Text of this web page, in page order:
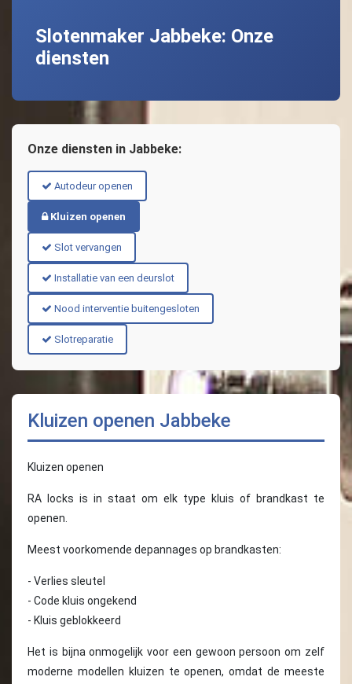
Slotenmaker Jabbeke: Onze
diensten
Onze diensten in Jabbeke:
Autodeur openen
Kluizen openen
Slot vervangen
Installatie van een deurslot
Nood interventie buitengesloten
Slotreparatie
Kluizen openen Jabbeke
Kluizen openen
RA locks is in staat om elk type kluis of brandkast te
openen.
Meest voorkomende depannages op brandkasten:
- Verlies sleutel
- Code kluis ongekend
- Kluis geblokkeerd
Het is bijna onmogelijk voor een gewoon persoon om zelf
moderne modellen kluizen te openen, omdat de meeste